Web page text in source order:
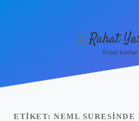
Yasal Uyarı
menüyü
Rahat
Evine
ETIKET: NEML SURESINDE